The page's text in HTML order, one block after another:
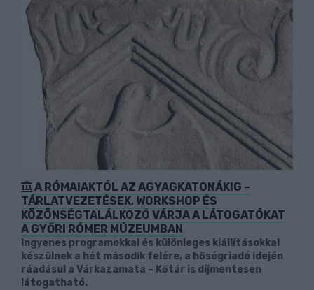
A RÓMAIAKTÓL AZ AGYAGKATONÁKIG –
TÁRLATVEZETÉSEK, WORKSHOP ÉS
KÖZÖNSÉGTALÁLKOZÓ VÁRJA A LÁTOGATÓKAT
A GYŐRI RÓMER MÚZEUMBAN
Ingyenes programokkal és különleges kiállításokkal
készülnek a hét második felére, a hőségriadó idején
ráadásul a Várkazamata – Kőtár is díjmentesen
látogatható.